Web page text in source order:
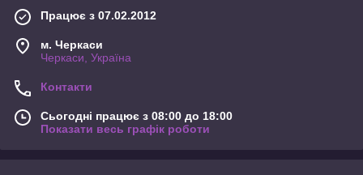
Працює з 07.02.2012
м. Черкаси
Черкаси, Україна
Контакти
Сьогодні працює з 08:00 до 18:00
Показати весь графік роботи